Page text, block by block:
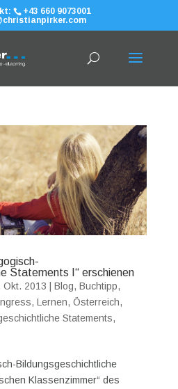
+43 660 9073001
Statements I“ erschienen
Okt. 2013 Blog, Buchtipp,
, Lernen, Österreich,
Statements,
Bildungsgeschichtliche
Klassenzimmer“ des